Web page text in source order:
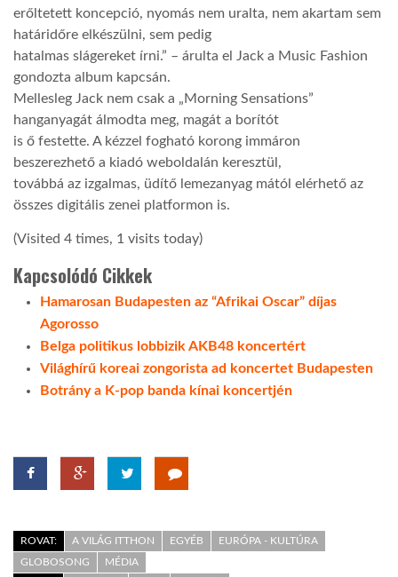
erőltetett koncepció, nyomás nem uralta, nem akartam sem
határidőre elkészülni, sem pedig
hatalmas slágereket írni.” – árulta el Jack a Music Fashion
gondozta album kapcsán.
Mellesleg Jack nem csak a „Morning Sensations”
hanganyagát álmodta meg, magát a borítót
is ő festette. A kézzel fogható korong immáron
beszerezhető a kiadó weboldalán keresztül,
továbbá az izgalmas, üdítő lemezanyag mától elérhető az
összes digitális zenei platformon is.
(Visited 4 times, 1 visits today)
Kapcsolódó Cikkek
Hamarosan Budapesten az “Afrikai Oscar” díjas
Agorosso
Belga politikus lobbizik AKB48 koncertért
Világhírű koreai zongorista ad koncertet Budapesten
Botrány a K-pop banda kínai koncertjén
ROVAT: A VILÁG ITTHON EGYÉB
EURÓPA - KULTÚRA
GLOBOSONG
MÉDIA